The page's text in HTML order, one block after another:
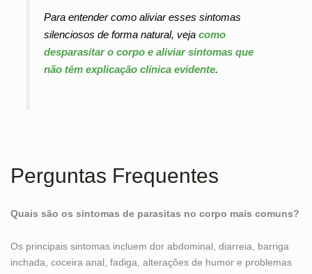
Para entender como aliviar esses sintomas
silenciosos de forma natural, vejacomo
desparasitar o corpo e aliviar sintomas que
não têm explicação clínica evidente.
Perguntas Frequentes
Quais são os sintomas de parasitas no corpo mais comuns?
Os principais sintomas incluem dor abdominal, diarreia, barriga
inchada, coceira anal, fadiga, alterações de humor e problemas